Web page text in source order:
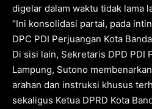
digelar dalam waktu tidak lama
“Ini konsolidasi partai, pada
DPC PDI Perjuangan Kota
Di sisi lain, Sekretaris DPD PDI
Lampung, Sutono
arahan dan instruksi khusus
sekaligus Ketua DPRD Kota